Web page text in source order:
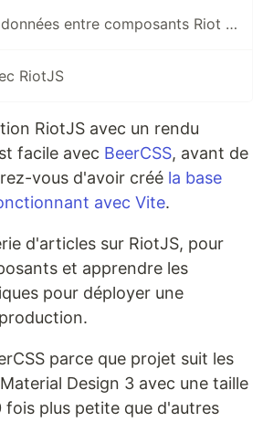
Partage de données entre composants Riot avec Riot-Meiosis (State Manager)
RiotJS
RiotJS avec un rendu
facile avec BeerCSS, avant de
vous d'avoir créé la base
avec Vite.
d'articles sur RiotJS, pour
et apprendre les
pour déployer une
parce que projet suit les
Design 3 avec une taille
fois plus petite que d'autres